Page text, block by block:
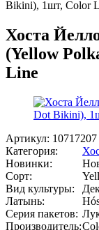
Bikini), 1шт, Color
Хоста
(Yellow
Line
Артикул: 10717207
Категория:
Новинки:
Сорт:
Вид культуры:
Латынь:
Серия пакетов:
Производитель: